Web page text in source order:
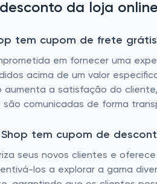
da loja
tem cupom de frete
em fornecer uma
acima de um valor
aumenta a satisfação do
comunicadas de forma
tem cupom de
seus novos clientes e
los a explorar a gama